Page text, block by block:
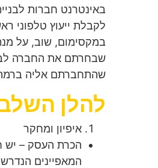
באינטרנט חברות
במקסימום, שוב, על
שבחרתם את החברה
שהתחברתם אליה
להלן
איפיון ומחקר
הכרת העסק – יש
המאפיינים